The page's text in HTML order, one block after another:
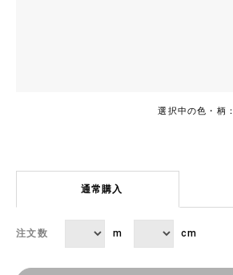
選択中の色・柄：
通常購入
注文数 m cm